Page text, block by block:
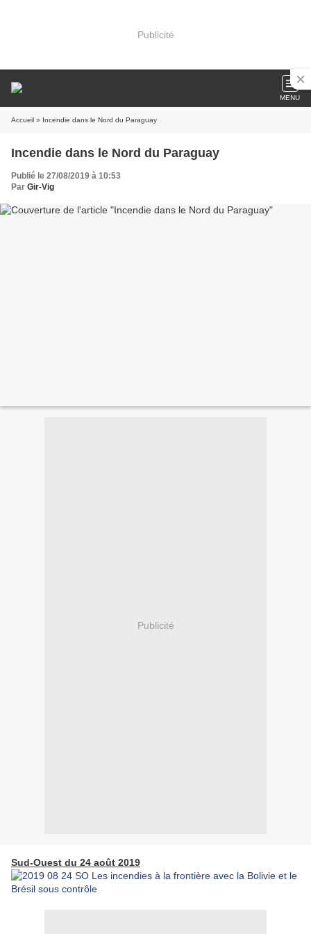
Publicité
MENU
Accueil » Incendie dans le Nord du Paraguay
Incendie dans le Nord du Paraguay
Publié le 27/08/2019 à 10:53
Par Gir-Vig
Publicité
Sud-Ouest du 24 août 2019